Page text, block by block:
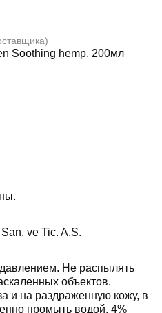
Soothing hemp, 200мл
ve Tic. A.S.
Не распылять
объектов.
и на раздраженную кожу, в
промыть водой. 4%